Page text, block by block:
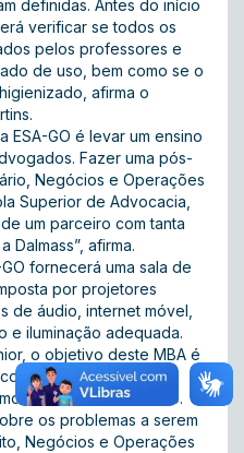
definidas. Antes do início
verificar se todos os
pelos professores e
de uso, bem como se o
afirma o
ESA-GO é levar um ensino
Fazer uma pós-
Negócios e Operações
Superior de Advocacia,
um parceiro com tanta
afirma.
fornecerá uma sala de
por projetores
de áudio, internet móvel,
e iluminação adequada.
o objetivo deste MBA é
e
do Direito Imobiliário.
os problemas a serem
Negócios e Operações